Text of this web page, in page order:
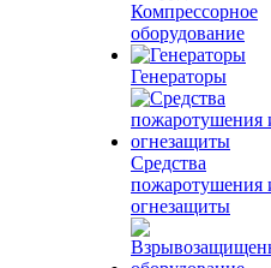
Компрессорное
оборудование
Генераторы
Средства
пожаротушения
огнезащиты